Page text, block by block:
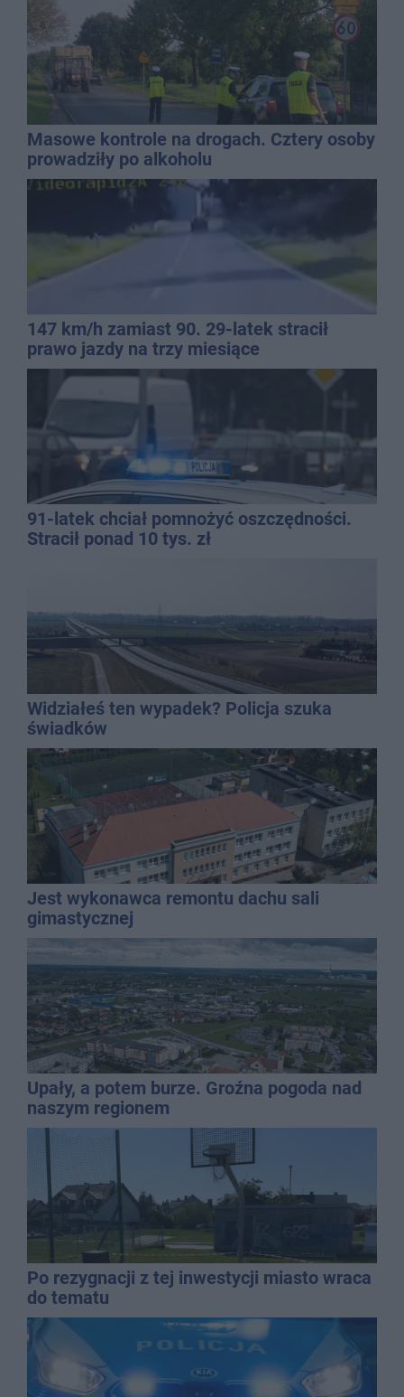
Masowe kontrole na drogach. Cztery osoby
prowadziły po alkoholu
147 km/h zamiast 90. 29-latek stracił
prawo jazdy na trzy miesiące
91-latek chciał pomnożyć oszczędności.
Stracił ponad 10 tys. zł
Widziałeś ten wypadek? Policja szuka
świadków
Jest wykonawca remontu dachu sali
gimastycznej
Upały, a potem burze. Groźna pogoda nad
naszym regionem
Po rezygnacji z tej inwestycji miasto wraca
do tematu